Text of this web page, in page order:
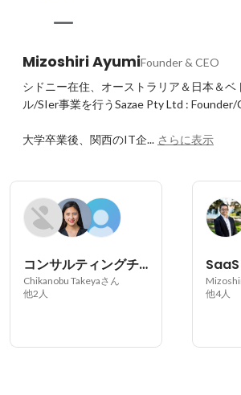
Mizoshiri AyumiFounder & CEO
シドニー在住、オーストラリア＆日本＆
ル/SIer事業を行うSazae Pty Ltd : Founder/
大学卒業後、関西のIT企... さらに表示
コンサルティングチーム
Chikanobu Takeyaさん
他2人
他4人